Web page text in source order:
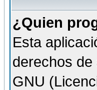
¿Quien
Esta
derechos
GNU